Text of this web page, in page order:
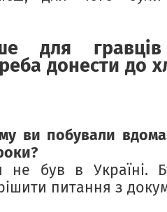
для
донести до
ви побували
не був в Україні.
питання з